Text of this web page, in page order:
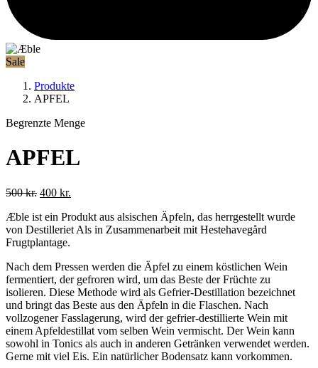
Sale
Produkte
APFEL
Begrenzte Menge
APFEL
500kr. Ursprünglicher
war:
500 kr.
400 kr.
ist:
400 kr..
Æble ist ein Produkt aus alsischen Äpfeln, das herrgestellt wurde
von Destilleriet Als in Zusammenarbeit mit Hestehavegård
Frugtplantage.
Nach dem Pressen werden die Äpfel zu einem köstlichen Wein
fermentiert, der gefroren wird, um das Beste der Früchte zu
isolieren. Diese Methode wird als Gefrier-Destillation bezeichnet
und bringt das Beste aus den Äpfeln in die Flaschen. Nach
vollzogener Fasslagerung, wird der gefrier-destillierte Wein mit
einem Apfeldestillat vom selben Wein vermischt. Der Wein kann
sowohl in Tonics als auch in anderen Getränken verwendet werden.
Gerne mit viel Eis. Ein natürlicher Bodensatz kann vorkommen.